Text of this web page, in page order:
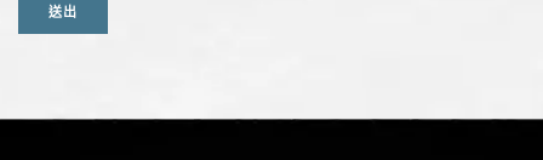
送出